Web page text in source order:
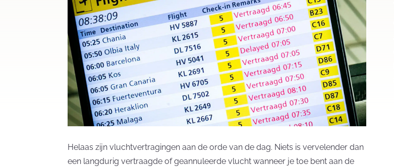
Helaas zijn vluchtvertragingen aan de orde van de dag. Niets is vervelender dan
een langdurig vertraagde of geannuleerde vlucht wanneer je toe bent aan de